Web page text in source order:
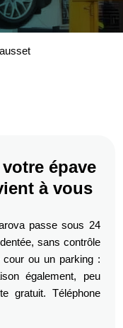
épave
à vous
passe sous 24
sans contrôle
cour ou un parking :
également, peu
gratuit. Téléphone